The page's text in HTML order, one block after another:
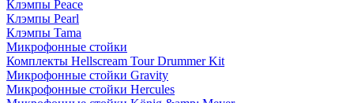
Клэмпы Peace
Клэмпы Pearl
Клэмпы Tama
Микрофонные стойки
Комплекты Hellscream Tour Drummer Kit
Микрофонные стойки Gravity
Микрофонные стойки Hercules